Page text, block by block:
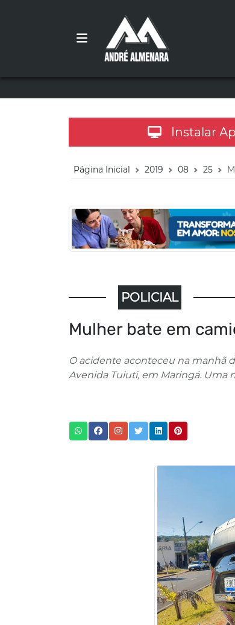
Instalar
Página Inicial 2019 08 25
POLICIAL
Mulher bate em
O acidente aconteceu na manhã
Avenida Tuiuti, em Maringá. Uma